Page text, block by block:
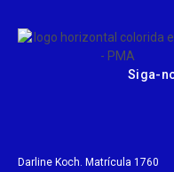
Siga-
Darline Koch. Matrícula 1760